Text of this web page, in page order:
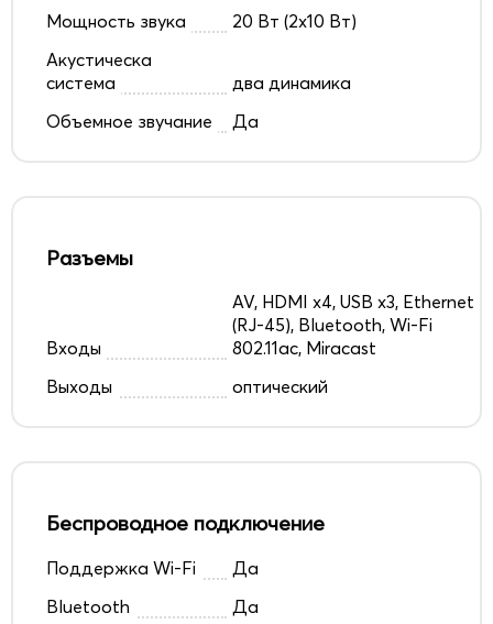
Мощность звука
20 Вт (2х10 Вт)
Акустическа
система
два динамика
Объемное звучание
Да
Разъемы
Входы
AV, HDMI x4, USB x3, Ethernet
(RJ-45), Bluetooth, Wi-Fi
802.11ac, Miracast
Выходы
оптический
Беспроводное подключение
Поддержка Wi-Fi
Да
Bluetooth
Да